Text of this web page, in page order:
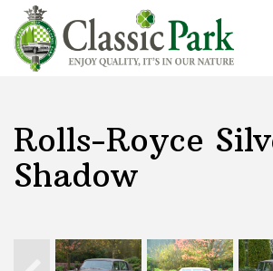
Rolls-Royce
Shadow